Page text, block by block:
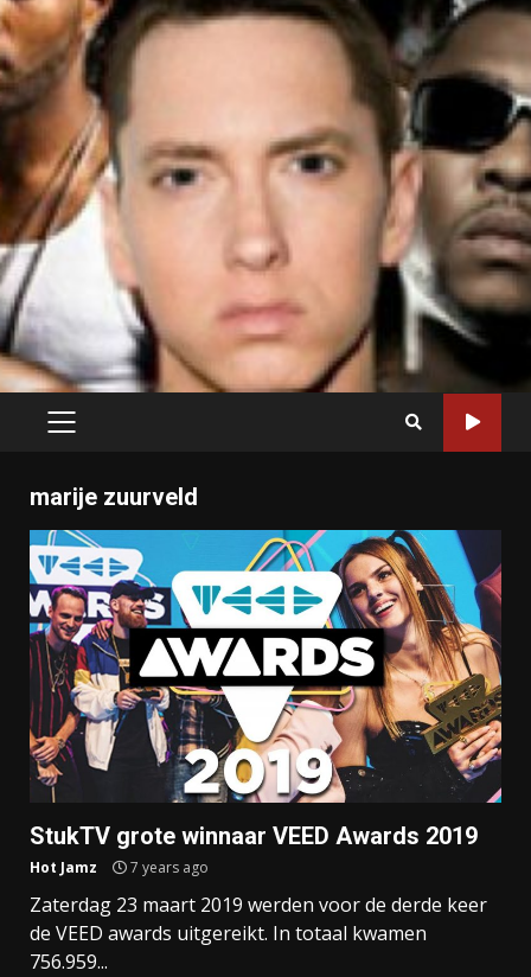
PRIMARY
marije zuurveld
StukTV grote winnaar VEED Awards 2019
Hot Jamz 7 years ago
Zaterdag 23 maart 2019 werden voor de derde keer
de VEED awards uitgereikt. In totaal kwamen
756.959...